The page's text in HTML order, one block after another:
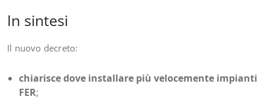
In sintesi
Il nuovo decreto:
chiarisce dove installare più velocemente impianti
FER;